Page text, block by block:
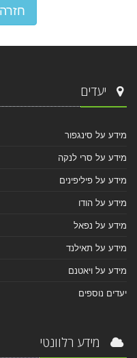
יעדים
מידע על סינגפור
מידע על סרי לנקה
מידע על פיליפינים
מידע על הודו
מידע על נפאל
מידע על תאילנד
מידע על ויאטנם
יעדים נוספים
מידע רלוונטי